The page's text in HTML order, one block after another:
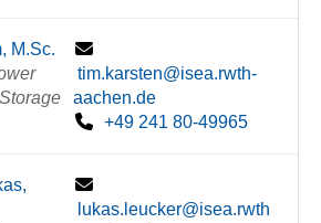
M.Sc.
tim.karsten@isea.rwth-
aachen.de
+49 241 80-49965
lukas.leucker@isea.rwth